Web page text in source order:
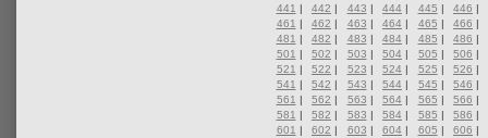
441 | 442 | 443 | 444 | 445 | 446 |
461 | 462 | 463 | 464 | 465 | 466 |
481 | 482 | 483 | 484 | 485 | 486 |
501 | 502 | 503 | 504 | 505 | 506 |
521 | 522 | 523 | 524 | 525 | 526 |
541 | 542 | 543 | 544 | 545 | 546 |
561 | 562 | 563 | 564 | 565 | 566 |
581 | 582 | 583 | 584 | 585 | 586 |
601 | 602 | 603 | 604 | 605 | 606 |